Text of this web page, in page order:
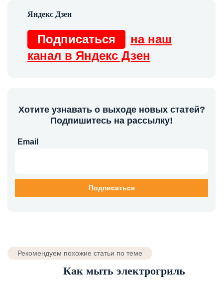
Подписаться
на наш
канал в Яндекс Дзен
Хотите узнавать о выходе новых статей?
Подпишитесь на рассылку!
Email
Рекомендуем похожие статьи по теме
Как мыть электрогриль